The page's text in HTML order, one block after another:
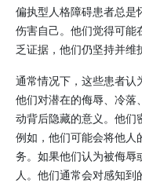
偏执型人格障碍患者总是
伤害自己。他们觉得可能
乏证据，他们仍坚持并维
通常情况下，这些患者认
他们对潜在的侮辱、冷落
动背后隐藏的意义。他们
例如，他们可能会将他人
务。如果他们认为被侮辱
人。他们通常会对感知